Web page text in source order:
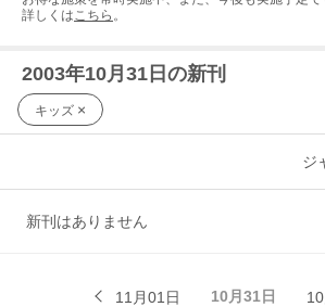
詳しくはこちら 。
2003年10月31日の新刊
キッズ ×
ジ
新刊はありません
11月01日 10月31日